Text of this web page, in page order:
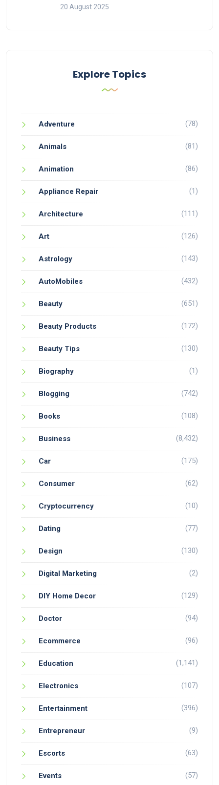
20 August 2025
Explore Topics
Adventure (78)
Animals (81)
Animation (86)
Appliance Repair (1)
Architecture (111)
Art (126)
Astrology (143)
AutoMobiles (432)
Beauty (651)
Beauty Products (172)
Beauty Tips (130)
Biography (1)
Blogging (742)
Books (108)
Business (8,432)
Car (175)
Consumer (62)
Cryptocurrency (10)
Dating (77)
Design (130)
Digital Marketing (2)
DIY Home Decor (129)
Doctor (94)
Ecommerce (96)
Education (1,141)
Electronics (107)
Entertainment (396)
Entrepreneur (9)
Escorts (63)
Events (57)